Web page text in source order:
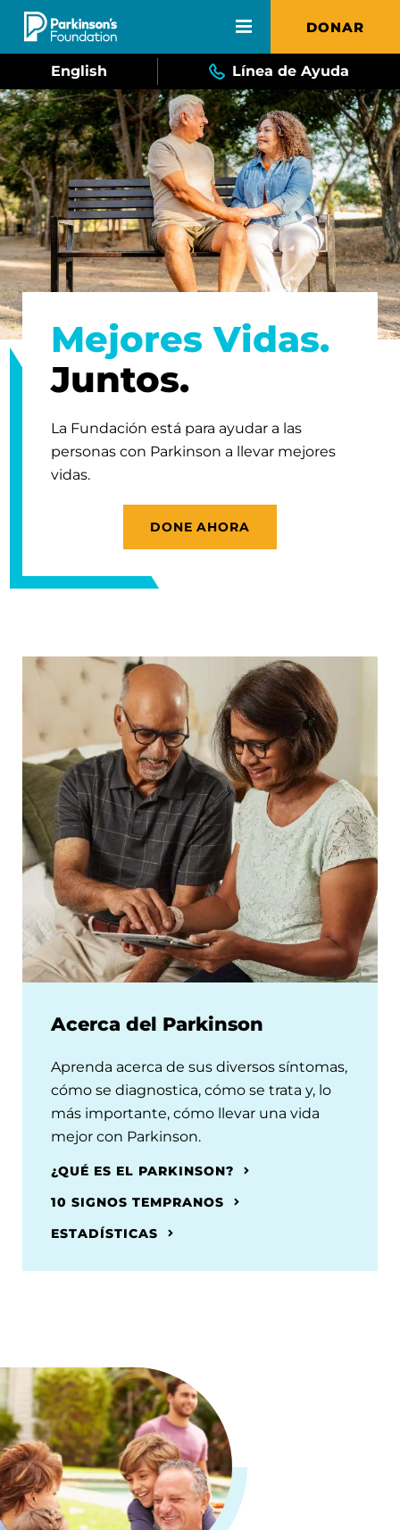
Skip to main content DONAR
English Línea de Ayuda
Mejores Vidas.
Juntos.
La Fundación está para ayudar a las
personas con Parkinson a llevar mejores
vidas.
DONE AHORA
Acerca del Parkinson
Aprenda acerca de sus diversos síntomas,
cómo se diagnostica, cómo se trata y, lo
más importante, cómo llevar una vida
mejor con Parkinson.
¿QUÉ ES EL PARKINSON?
10 SIGNOS TEMPRANOS
ESTADÍSTICAS